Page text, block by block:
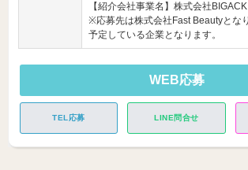
【紹介会社事業名】株式会社BIGACK
※応募先は株式会社Fast Beautyとな
予定している企業となります。
WEB応募
TEL応募 LINE問合せ